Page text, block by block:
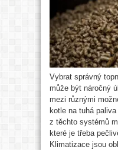
Vybrat správný
může být náročný
mezi různými
kotle na tuhá
z těchto systémů
které je třeba
Klimatizace jsou